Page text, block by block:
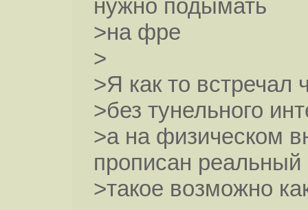
нужно подымать
>на фре
>
>Я как то встречал
>без тунельного
>а на физическом
прописан
>такое возможно